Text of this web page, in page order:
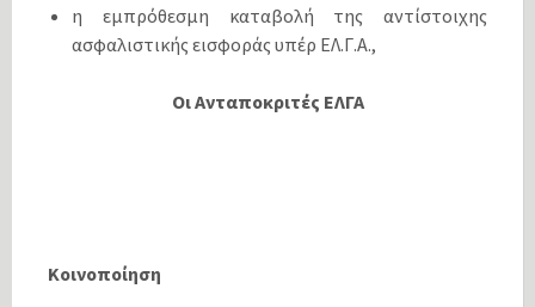
η εµπρόθεσµη καταβολή της αντίστοιχης
ασφαλιστικής εισφοράς υπέρ ΕΛ.Γ.Α.,
Οι Ανταποκριτές ΕΛΓΑ
Κοινοποίηση